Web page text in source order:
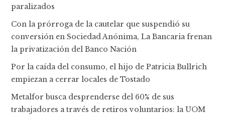
paralizados
Con la prórroga de la cautelar que suspendió su
conversión en Sociedad Anónima, La Bancaria frenan
la privatización del Banco Nación
Por la caída del consumo, el hijo de Patricia Bullrich
empiezan a cerrar locales de Tostado
Metalfor busca desprenderse del 60% de sus
trabajadores a través de retiros voluntarios: la UOM